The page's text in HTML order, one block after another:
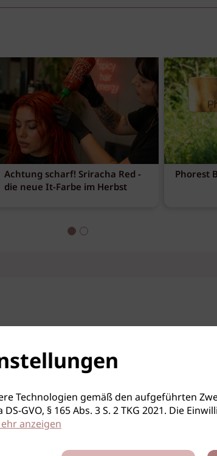
Achtung scharf! Sriracha Red -
die neue It-Farbe im Herbst
Phorest
Technologien gemäß den aufgeführten
DS-GVO, § 165 Abs. 3 S. 2 TKG 2021. Die
anzeigen